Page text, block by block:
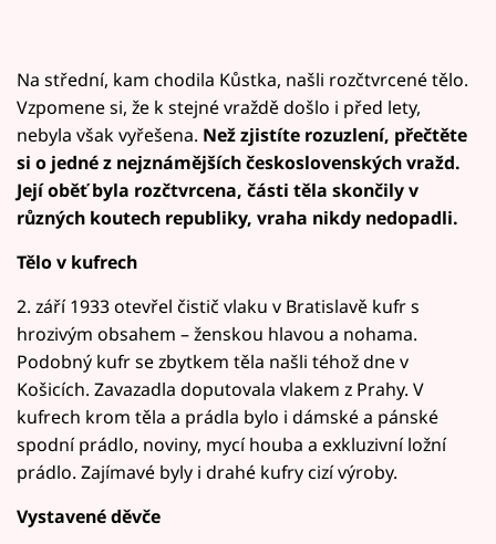
Na střední, kam chodila Kůstka, našli rozčtvrcené tělo.
Vzpomene si, že k stejné vraždě došlo i před lety,
nebyla však vyřešena. Než zjistíte rozuzlení, přečtěte
si o jedné z nejznámějších československých vražd.
Její oběť byla rozčtvrcena, části těla skončily v
různých koutech republiky, vraha nikdy nedopadli.
Tělo v kufrech
2. září 1933 otevřel čistič vlaku v Bratislavě kufr s
hrozivým obsahem – ženskou hlavou a nohama.
Podobný kufr se zbytkem těla našli téhož dne v
Košicích. Zavazadla doputovala vlakem z Prahy. V
kufrech krom těla a prádla bylo i dámské a pánské
spodní prádlo, noviny, mycí houba a exkluzivní ložní
prádlo. Zajímavé byly i drahé kufry cizí výroby.
Vystavené děvče